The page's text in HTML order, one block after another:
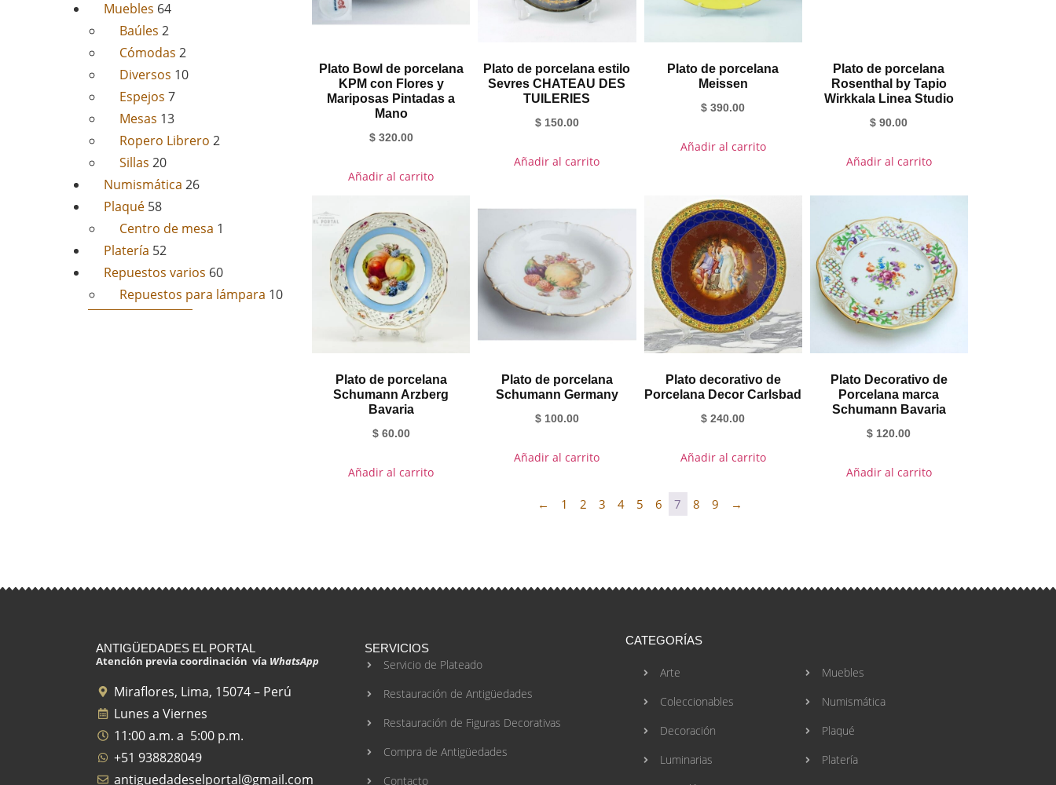
Muebles 64
Baúles 2
Cómodas 2
Diversos 10
Espejos 7
Mesas 13
Ropero Librero 2
Sillas 20
Numismática 26
Plaqué 58
Centro de mesa 1
Platería 52
Repuestos varios 60
Repuestos para lámpara 10
Plato Bowl de porcelana
KPM con Flores y
Mariposas Pintadas a
Mano
$320.00
Añadir al carrito
Plato de porcelana estilo
Sevres CHATEAU DES
TUILERIES
$150.00
Añadir al carrito
Plato de porcelana
Meissen
$ 390.00
Añadir al carrito
Plato de porcelana
Rosenthal by Tapio
Wirkkala Linea Studio
$ 90.00
Añadir al carrito
Plato de porcelana
Schumann Arzberg
Bavaria
$60.00
Añadir al carrito
Plato de porcelana
Schumann Germany
$100.00
Añadir al carrito
Plato decorativo de
Porcelana Decor Carlsbad
$ 240.00
Añadir al carrito
Plato Decorativo de
Porcelana marca
Schumann Bavaria
$ 120.00
Añadir al carrito
← 1 2 3 4 5 6 7 8 9 →
ANTIGÜEDADES EL PORTAL
Atención previa coordinación vía WhatsApp
Miraflores, Lima, 15074 – Perú
Lunes a Viernes
11:00 a.m. a 5:00 p.m.
+51 938828049
antiguedadeselportal@gmail.com
SERVICIOS
Servicio de Plateado
Restauración de Antigüedades
Restauración de Figuras Decorativas
Compra de Antigüedades
Contacto
CATEGORÍAS
Arte
Coleccionables
Decoración
Luminarias
Muebles
Numismática
Plaqué
Platería